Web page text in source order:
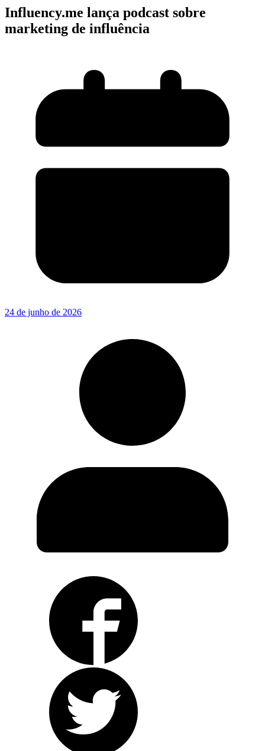
Influency.me lança podcast sobre
marketing de influência
24 de junho de 2026